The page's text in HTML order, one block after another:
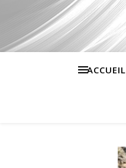
ACCUEIL